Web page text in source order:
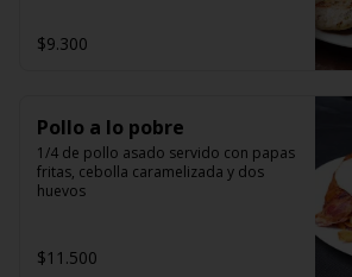
$9.300
Pollo a lo pobre
1/4 de pollo asado servido con papas
fritas, cebolla caramelizada y dos
huevos
$11.500